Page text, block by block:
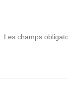
Les champs